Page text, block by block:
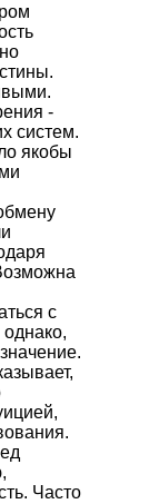
-
систем.
якобы
с
Часто